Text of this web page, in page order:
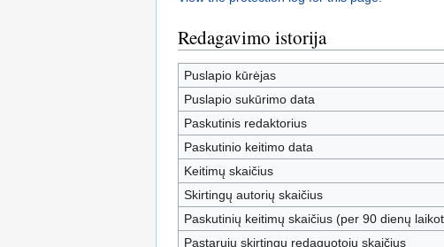
Redagavimo istorija
Puslapio kūrėjas
Puslapio sukūrimo data
Paskutinis redaktorius
Paskutinio keitimo data
Keitimų skaičius
Skirtingų autorių skaičius
Paskutinių keitimų skaičius (per 90 dienų
Pastarųjų skirtingų redaguotojų skaičius